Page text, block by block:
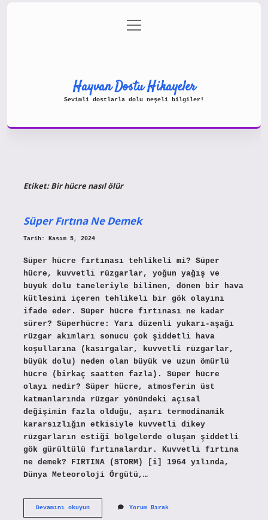
Gizlilik Politikası
menüyü
aç
Hayvan Dostu Hikayeler
Sevimli dostlarla dolu neşeli bilgiler!
Etiket:Bir hücre nasıl ölür
Süper Fırtına Ne Demek
Tarih: Kasım 5, 2024
Süper hücre fırtınası tehlikeli mi? Süper
hücre, kuvvetli rüzgarlar, yoğun yağış ve
büyük dolu taneleriyle bilinen, dönen bir hava
kütlesini içeren tehlikeli bir gök olayını
ifade eder. Süper hücre fırtınası ne kadar
sürer? Süperhücre: Yarı düzenli yukarı-aşağı
rüzgar akımları sonucu çok şiddetli hava
koşullarına (kasırgalar, kuvvetli rüzgarlar,
büyük dolu) neden olan büyük ve uzun ömürlü
hücre (birkaç saatten fazla). Süper hücre
olayı nedir? Süper hücre, atmosferin üst
katmanlarında rüzgar yönündeki açısal
değişimin fazla olduğu, aşırı termodinamik
kararsızlığın etkisiyle kuvvetli dikey
rüzgarların estiği bölgelerde oluşan şiddetli
gök gürültülü fırtınalardır. Kuvvetli fırtına
ne demek? FIRTINA (STORM) [i] 1964 yılında,
Dünya Meteoroloji Örgütü,…
Devamını okuyunSüper
Yorum Bırak